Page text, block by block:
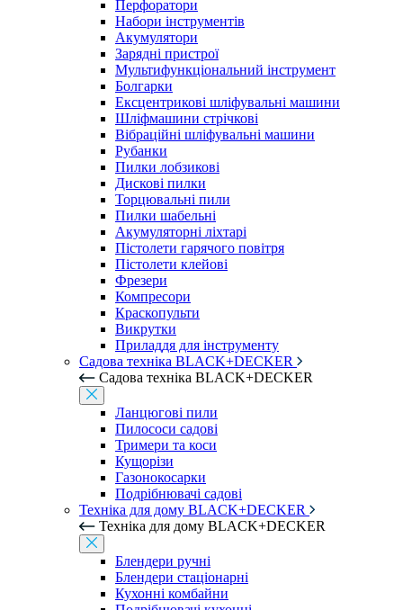
Перфоратори
Набори інструментів
Акумулятори
Зарядні пристрої
Мультифункціональний інструмент
Болгарки
Ексцентрикові шліфувальні машини
Шліфмашини стрічкові
Вібраційні шліфувальні машини
Рубанки
Пилки лобзикові
Дискові пилки
Торцювальні пили
Пилки шабельні
Акумуляторні ліхтарі
Пістолети гарячого повітря
Пістолети клейові
Фрезери
Компресори
Краскопульти
Викрутки
Приладдя для інструменту
Садова техніка BLACK+DECKER
Садова техніка BLACK+DECKER
Ланцюгові пили
Пилососи садові
Тримери та коси
Кущорізи
Газонокосарки
Подрібнювачі садові
Техніка для дому BLACK+DECKER
Техніка для дому BLACK+DECKER
Блендери ручні
Блендери стаціонарні
Кухонні комбайни